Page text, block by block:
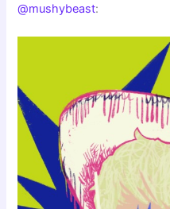
@mushybeast: